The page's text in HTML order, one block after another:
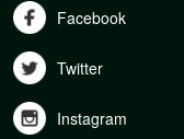
Facebook
Twitter
Instagram